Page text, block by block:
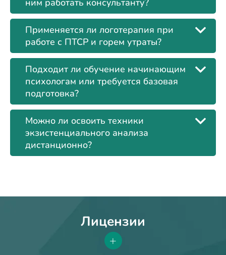
Применяется ли логотерапия при
работе с ПТСР и горем утраты?
Подходит ли обучение начинающим
психологам или требуется базовая
подготовка?
Можно ли освоить техники
экзистенциального анализа
дистанционно?
Лицензии
+